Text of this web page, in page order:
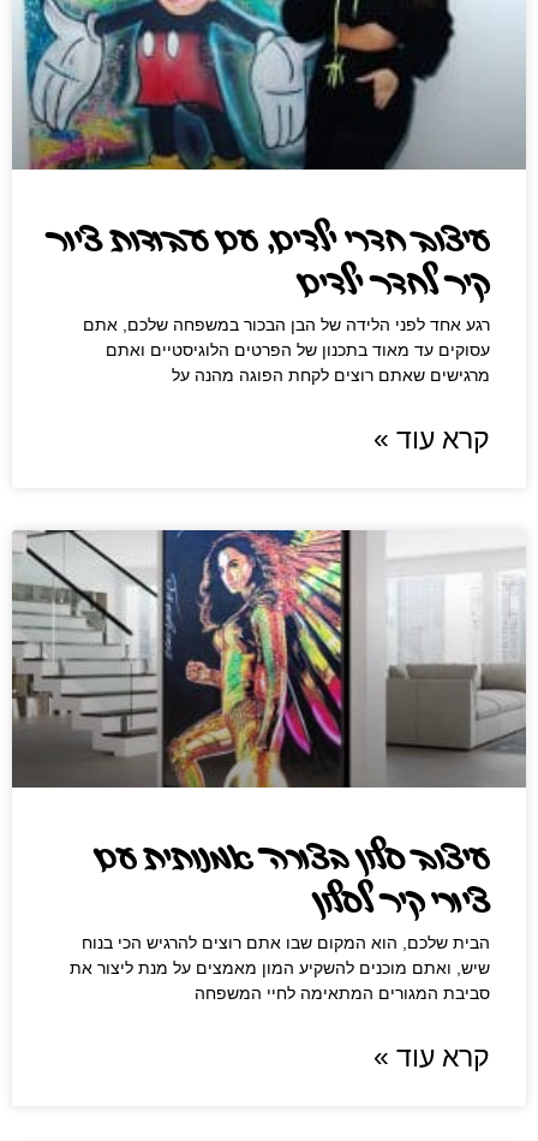
עיצוב חדרי ילדים, עם ‏עבודות ציור
קיר לחדר ילדים
רגע אחד לפני הלידה של הבן הבכור במשפחה שלכם, אתם
עסוקים עד מאוד בתכנון של הפרטים הלוגיסטיים ואתם
מרגישים שאתם רוצים לקחת הפוגה מהנה ‏על
קרא עוד »
עיצוב סלון ‏בצורה אמנותית עם
ציורי קיר לסלון
הבית שלכם, הוא המקום שבו אתם רוצים להרגיש הכי בנוח
שיש, ואתם מוכנים להשקיע המון מאמצים על מנת ליצור את
סביבת המגורים המתאימה לחיי המשפחה
קרא עוד »